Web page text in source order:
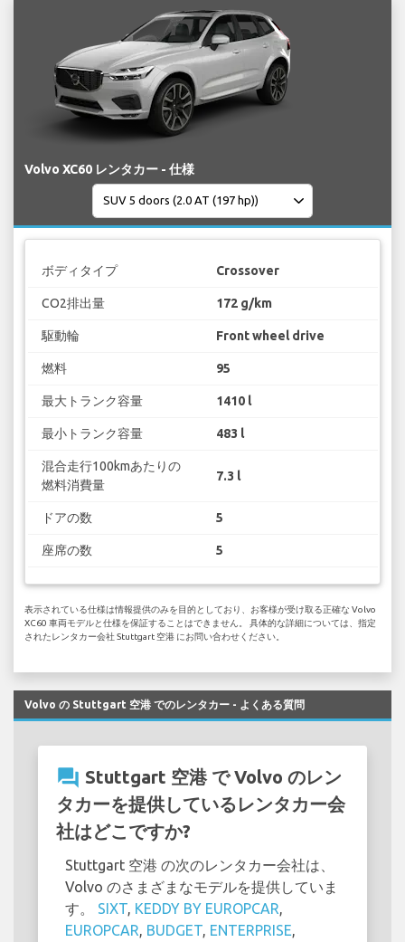
Volvo XC60 レンタカー - 仕様
ボディタイプ Crossover
CO2排出量 172 g/km
駆動輪 Front wheel drive
燃料 95
最大トランク容量 1410 l
最小トランク容量 483 l
混合走行100kmあたりの
燃料消費量
7.3 l
ドアの数 5
座席の数 5
表示されている仕様は情報提供のみを目的としており、お客様が受け取る正確な Volvo
XC60 車両モデルと仕様を保証することはできません。 具体的な詳細については、指定
されたレンタカー会社 Stuttgart 空港 にお問い合わせください。
Volvo の Stuttgart 空港 でのレンタカー - よくある質問
question_answer Stuttgart 空港 で Volvo のレン
タカーを提供しているレンタカー会
社はどこですか?
Stuttgart 空港 の次のレンタカー会社は、
Volvo のさまざまなモデルを提供していま
す。 SIXT KEDDY BY EUROPCAR
EUROPCAR BUDGET ENTERPRISE